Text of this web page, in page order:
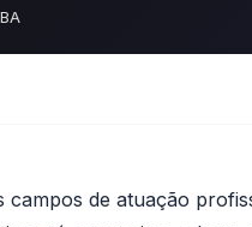
campos de atuação